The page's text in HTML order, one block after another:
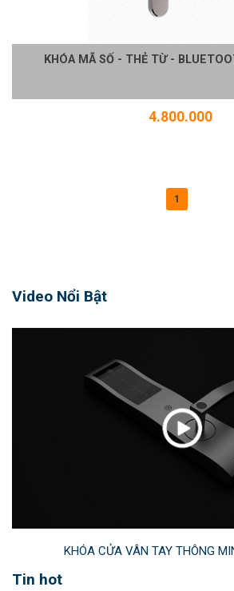
KHÓA MÃ SỐ - THẺ TỪ -
4.800.000
1
Video Nổi Bật
KHÓA CỬA VÂN TAY THÔNG
Tin hot